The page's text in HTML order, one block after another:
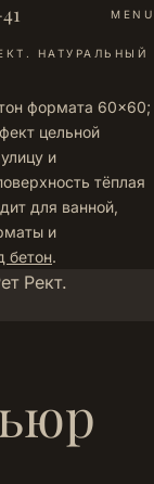
MENU
НАТУРАЛЬНЫЙ
формата 60×60;
цельной
и
тёплая
для ванной,
и
бетон.